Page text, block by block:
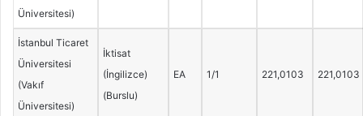
Üniversitesi)
İstanbul Ticaret
Üniversitesi
(Vakıf
Üniversitesi)
İktisat
(İngilizce)
(Burslu)
EA 1/1 221,0103 221,0103